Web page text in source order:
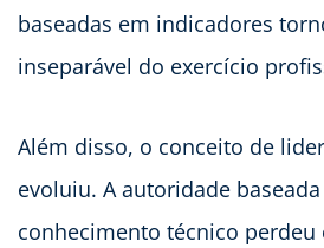
baseadas em indicadores
inseparável do exercício
Além disso, o conceito de
evoluiu. A autoridade
conhecimento técnico perdeu